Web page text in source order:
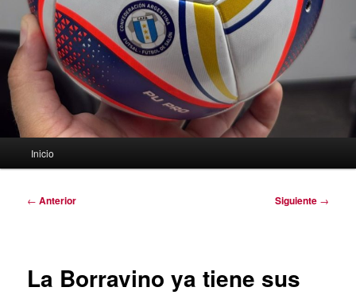
Inicio
Navegación
← Anterior Siguiente →
La Borravino ya tiene sus